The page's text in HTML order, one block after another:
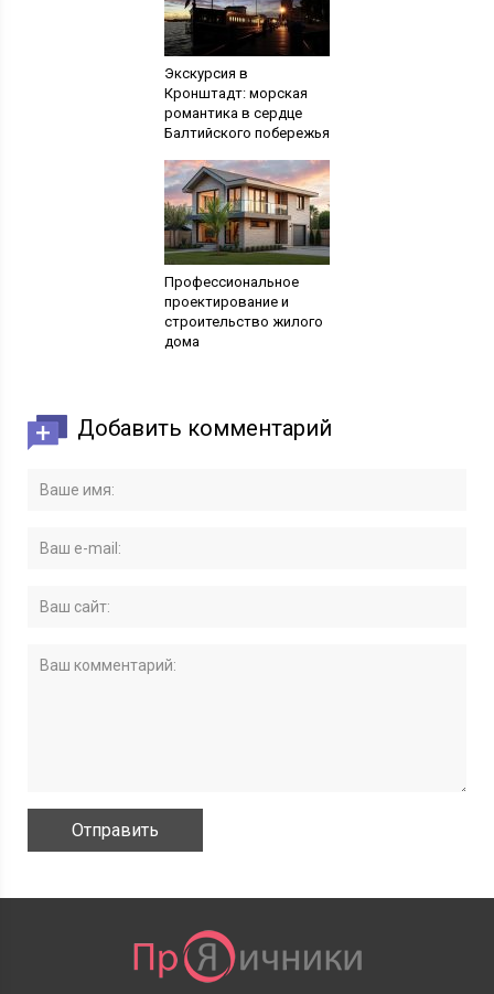
Экскурсия в
Кронштадт: морская
романтика в сердце
Балтийского побережья
Профессиональное
проектирование и
строительство жилого
дома
Добавить комментарий